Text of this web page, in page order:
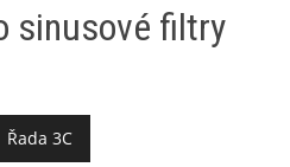
sinusové filtry
Řada 3C